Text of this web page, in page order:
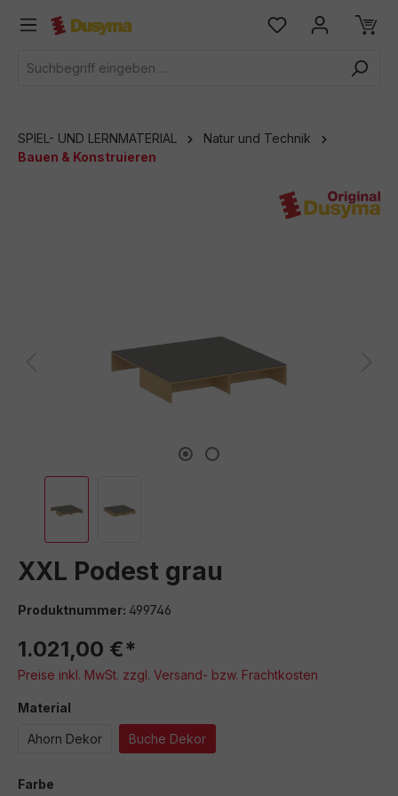
springen
SPIEL- UND LERNMATERIAL
Natur und Technik
Bauen & Konstruieren
XXL Podest grau
Produktnummer: 499746
1.021,00 €*
Preise inkl. MwSt. zzgl. Versand- bzw. Frachtkosten
Material
Ahorn Dekor Buche Dekor
Farbe